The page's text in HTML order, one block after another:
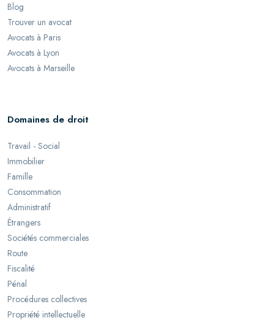
Blog
Trouver un avocat
Avocats à Paris
Avocats à Lyon
Avocats à Marseille
Domaines de droit
Travail - Social
Immobilier
Famille
Consommation
Administratif
Étrangers
Sociétés commerciales
Route
Fiscalité
Pénal
Procédures collectives
Propriété intellectuelle